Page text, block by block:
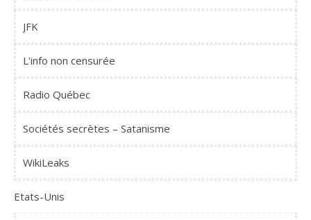
JFK
L'info non censurée
Radio Québec
Sociétés secrètes – Satanisme
WikiLeaks
Etats-Unis